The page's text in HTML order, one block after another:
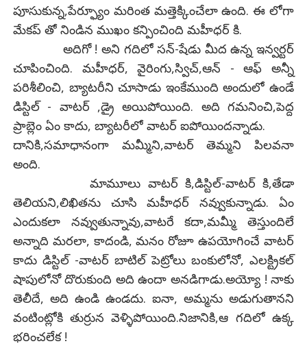
పూసుకున్న,పేర్ఫ్యూం మరింత మత్తెక్కించేలా ఉంది. ఈ లోగా
మేకప్ తో నిండిన ముఖం కన్పించింది మహీధర్ కి.
అదిగో ! అని గదిలో సన్-షేడు మీద ఉన్న ఇన్వర్టర్
చూపించింది. మహీధర్, వైరింగు,స్విచ్,ఆన్ - ఆఫ్ అన్నీ
పరిశీలించి, బ్యాటరీని చూసాడు ఇంకేముంది అందులో ఉండే
డిస్టిల్ - వాటర్ ,డ్రై అయిపోయింది. అది గమనించి,పెద్ద
ప్రాబ్లెం ఏం కాదు, బ్యాటరీలో వాటర్ ఐపోయిందన్నాడు.
దానికి,సమాధానంగా మమ్మీని,వాటర్ తెమ్మని పిలవనా
అంది.
మామూలు వాటర్ కి,డిస్టిల్-వాటర్ కి,తేడా
తెలియని,లిఖితను చూసి మహీధర్ నవ్వుకున్నాడు. ఏం
ఎందుకలా నవ్వుతున్నావు,వాటరే కదా,మమ్మీ తెస్తుందిలే
అన్నాది మరలా, కాదండి, మనం రోజూ ఉపయోగించే వాటర్
కాదు డిస్టిల్ -వాటర్ బాటిల్ పెట్రోలు బంకులోనో, ఎలక్ట్రికల్
షాపులోనో దొరుకుంది అది ఉందా అనడిగాడు.అయ్యో ! నాకు
తెలీదే, అది ఉండి ఉండదు. ఐనా, అమ్మను అడుగుతానని
వంటింట్లోకి తుర్రున వెళ్ళిపోయింది.నిజానికి,ఆ గదిలో ఉక్క
భరించలేక !